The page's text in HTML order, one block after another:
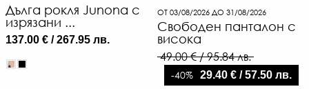
Дълга рокля Junona с
изрязани ...
137.00 € / 267.95 лв.
ОТ 03/08/2026 ДО 31/08/2026
Свободен панталон с
висока
49.00 € / 95.84 лв.
-40% 29.40 € / 57.50 лв.